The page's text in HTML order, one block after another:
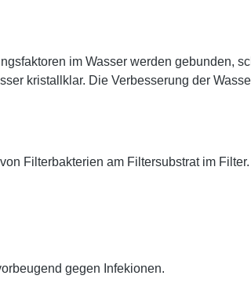
im Wasser werden gebunden,
kristallklar. Die Verbesserung der
Filterbakterien am Filtersubstrat im
gegen Infekionen.